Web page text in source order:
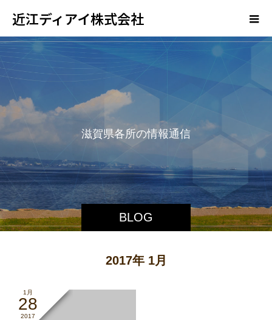
近江ディアイ株式会社
BLOG
滋 賀県各所の情報通信、 弊
2017年 1月
1月
28
2017